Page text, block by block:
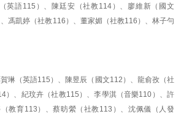
英語115）、陳廷安（社教114）、廖維新（國文
馮凱婷（社教116）、董家媚（社教116）、林子勻
琳（英語115）、陳昱辰（國文112）、龍俞孜（社
）、紀玟卉（社教115）、李學淇（音樂110）、許
教育113）、蔡昉縈（社教113）、沈佩儀（人發